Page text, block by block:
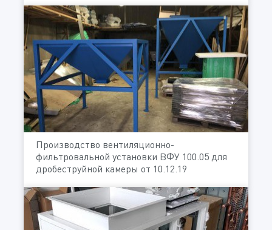
Производство вентиляционно-
фильтровальной установки ВФУ 100.05 для
дробеструйной камеры от 10.12.19